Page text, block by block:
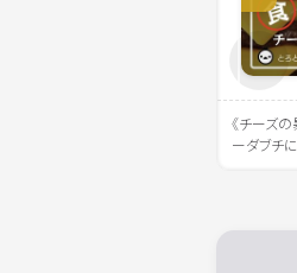
《チーズ
ーダブチ